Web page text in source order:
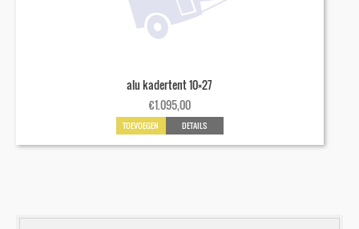
alu kadertent 10×27
€1.095,00
TOEVOEGEN DETAILS